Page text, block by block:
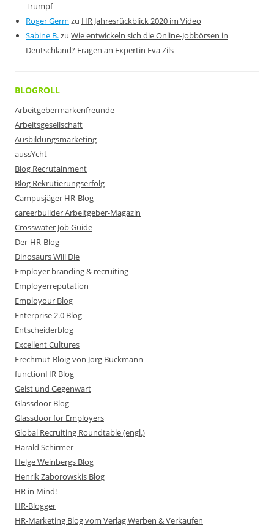
Trumpf
Roger Germ zu HR Jahresrückblick 2020 im Video
Sabine B.zu Wie entwickeln sich die Online-Jobbörsen in
Deutschland? Fragen an Expertin Eva Zils
BLOGROLL
Arbeitgebermarkenfreunde
Arbeitsgesellschaft
Ausbildungsmarketing
aussYcht
Blog Recrutainment
Blog Rekrutierungserfolg
Campusjäger HR-Blog
careerbuilder Arbeitgeber-Magazin
Crosswater Job Guide
Der-HR-Blog
Dinosaurs Will Die
Employer branding & recruiting
Employerreputation
Employour Blog
Enterprise 2.0 Blog
Entscheiderblog
Excellent Cultures
Frechmut-Bloig von Jörg Buckmann
functionHR Blog
Geist und Gegenwart
Glassdoor Blog
Glassdoor for Employers
Global Recruiting Roundtable (engl.)
Harald Schirmer
Helge Weinbergs Blog
Henrik Zaborowskis Blog
HR in Mind!
HR-Blogger
HR-Marketing Blog vom Verlag Werben & Verkaufen